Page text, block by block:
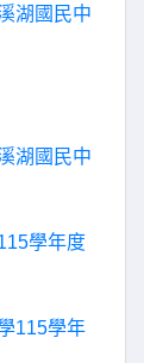
湖國民中
湖國民中
學年度
115學年